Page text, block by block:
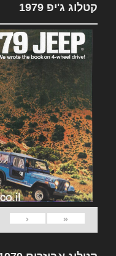
קטלוג ג'יפ 1979
«
‹